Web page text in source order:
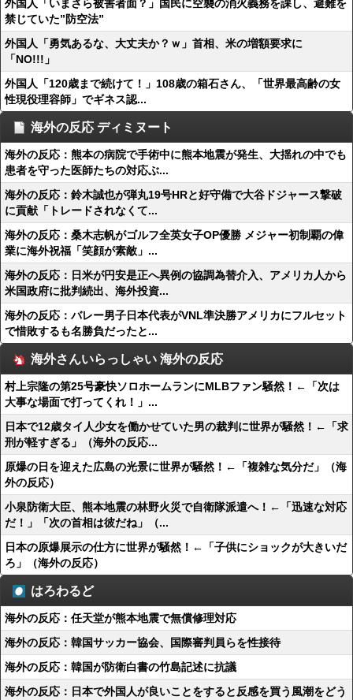
外国人「いまさら被害者面？」国民に空襲の消火義務を課し、避難を
禁じていた”防空法”
外国人「勇気あるな、大丈夫か？ｗ」首相、米の増額要求に
「NO!!!」
外国人「120歳まで続けて！」108歳の箱石さん、「世界最高齢の女
性現役理容師」でギネス認...
海外の反応 ディミヌート
海外の反応：熊本の病院で手術中に熊本地震が発生、大揺れの中でも
患者を守った医師たちの対応ぶ...
海外の反応：鈴木誠也が弾丸19号HRと好守備で大谷ドジャース撃破
に貢献「トレードされなくて...
海外の反応：桑木志帆がゴルフ全英女子OP優勝 メジャー初制覇の偉
業に海外祝福「笑顔が素敵」...
海外の反応：日米が円安是正へ異例の協調為替介入、アメリカ人から
米国政府に批判続出、海外投資...
海外の反応：バレー男子日本代表がVNL準決勝アメリカにフルセット
で惜敗するも名勝負だったと...
海外さんいらっしゃい 海外の反応
村上宗隆の第25号豪快ソロホームランにMLBファン騒然！←「次は
大事な場面で打ってくれ！」...
日本で12歳タイ人少女を働かせていた男の裁判に世界が騒然！←「求
刑が軽すぎる」（海外の反応...
原爆の日を迎えた広島の光景に世界が騒然！←「複雑な気分だ」（海
外の反応）
小泉防衛大臣、熊本地震の林野火災で自衛隊派遣へ！←「迅速な対応
だ！」「次の首相は彼だね」（...
日本の原爆展示の仕方に世界が騒然！←「子供にショックが大きいだ
ろ」（海外の反応）
はろわるど
海外の反応：任天堂が熊本地震で無償修理対応
海外の反応：韓国サッカー協会、国際審判員らを性接待
海外の反応：韓国が防衛白書の竹島記述に抗議
海外の反応：日本で外国人が良いことをすると反感を買う風潮をどう